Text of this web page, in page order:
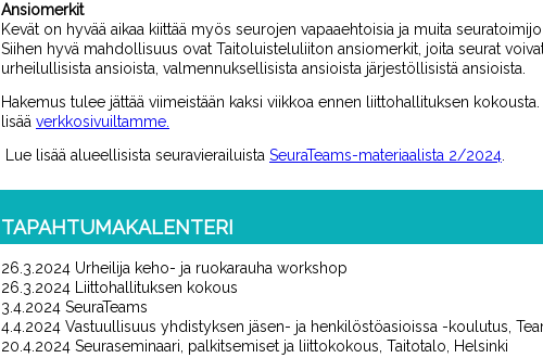
Ansiomerkit
Kevät on hyvää aikaa kiittää myös seurojen vapaaehtoisia ja muita
Siihen hyvä mahdollisuus ovat Taitoluisteluliiton ansiomerkit, joita seurat
urheilullisista ansioista, valmennuksellisista ansioista järjestöllisistä ansioista.
Hakemus tulee jättää viimeistään kaksi viikkoa ennen liittohallituksen kokousta.
lisää verkkosivuiltamme.
Lue lisää alueellisista seuravierailuista SeuraTeams-materiaalista 2/2024
TAPAHTUMAKALENTERI
26.3.2024 Urheilija keho- ja ruokarauha workshop
26.3.2024 Liittohallituksen kokous
3.4.2024 SeuraTeams
4.4.2024 Vastuullisuus yhdistyksen jäsen- ja henkilöstöasioissa -koulutus
20.4.2024 Seuraseminaari, palkitsemiset ja liittokokous, Taitotalo, Helsinki